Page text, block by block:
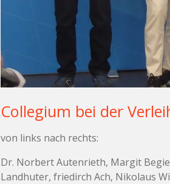
Collegium bei der
von links nach rechts:
Dr. Norbert Autenrieth, Margit
Landhuter, friedirch Ach, Nikolaus